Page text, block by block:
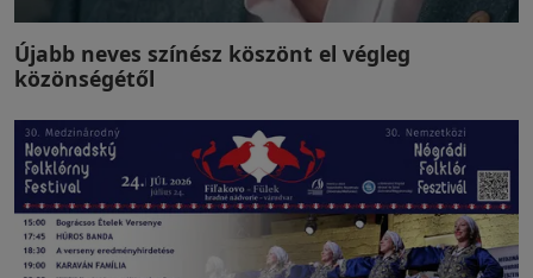
Újabb neves színész köszönt el végleg
közönségétől